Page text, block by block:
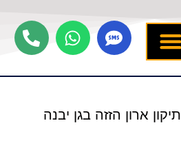
תיקון ארון הזזה בגן יבנה